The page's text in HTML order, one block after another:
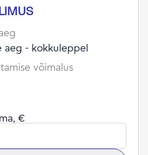
aeg - kokkuleppel
võimalus
€